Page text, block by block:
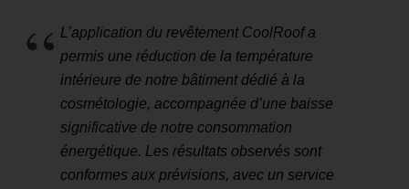
L’application du revêtement CoolRoof a
permis une réduction de la température
intérieure de notre bâtiment dédié à la
cosmétologie, accompagnée d’une baisse
significative de notre consommation
énergétique. Les résultats observés sont
conformes aux prévisions, avec un service